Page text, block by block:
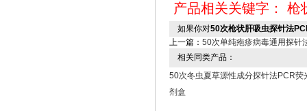
产品相关关键字： 枪
如果你对50次枪状肝吸虫探针法
上一篇： 50次单纯疱疹病毒通用探针
相关同类产品：
50次冬虫夏草源性成分探针法PCR荧
剂盒